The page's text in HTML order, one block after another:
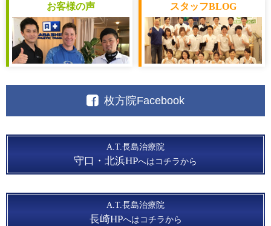
お客様の声 スタッフBLOG
枚方院Facebook
A.T.長島治療院
守口・北浜HPへはコチラから
A.T.長島治療院
長崎HPへはコチラから